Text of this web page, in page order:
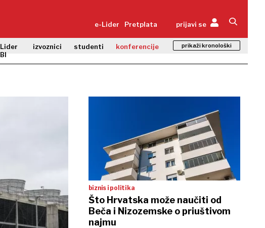
e-Lider Pretplata prijavi se
Lider
BI
izvoznici studenti konferencije prikaži kronološki
biznis i politika
Što Hrvatska može naučiti od
Beča i Nizozemske o priuštivom
najmu